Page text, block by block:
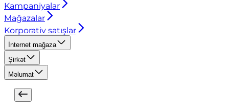
Kampaniyalar
Mağazalar
Korporativ satışlar
İnternet mağaza
Şirkət
Məlumat